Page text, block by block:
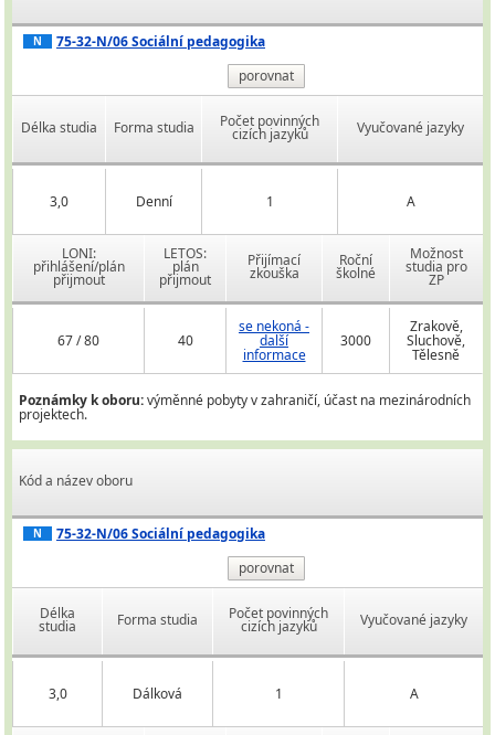
N
75-32-N/06 Sociální pedagogika
porovnat
Délka studia Forma studia Počet povinných
cizích jazyků Vyučované jazyky
3,0 Denní 1 A
LONI:
přihlášení/plán
přijmout
LETOS:
plán
přijmout
Přijímací
zkouška
Roční
školné
Možnost
studia pro
ZP
67 / 80 40
se nekoná -
další
informace
3000
Zrakově,
Sluchově,
Tělesně
Poznámky k oboru:výměnné pobyty v zahraničí, účast na mezinárodních
projektech.
Kód a název oboru
N
75-32-N/06 Sociální pedagogika
porovnat
Délka
studia Forma studia Počet povinných
cizích jazyků Vyučované jazyky
3,0 Dálková 1 A